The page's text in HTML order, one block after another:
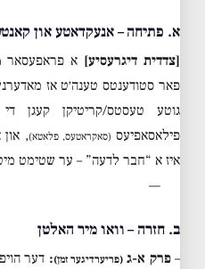
א. פתיחה – אנעקדאטע און
[צדדית דיגרעסיע] א פראפעסאר
פאר סטודענטס טענה׳ט אז
גוטע טעסטס/קריטיקן קעגן
פילאסאפיעס (סאקראטעס, פלאטא),
איז א “חבר לדעה” – ער שטימט
—
ב. חזרה – וואו מיר האלטן
–פרק א-ג(פריערדיגער זמן): דער